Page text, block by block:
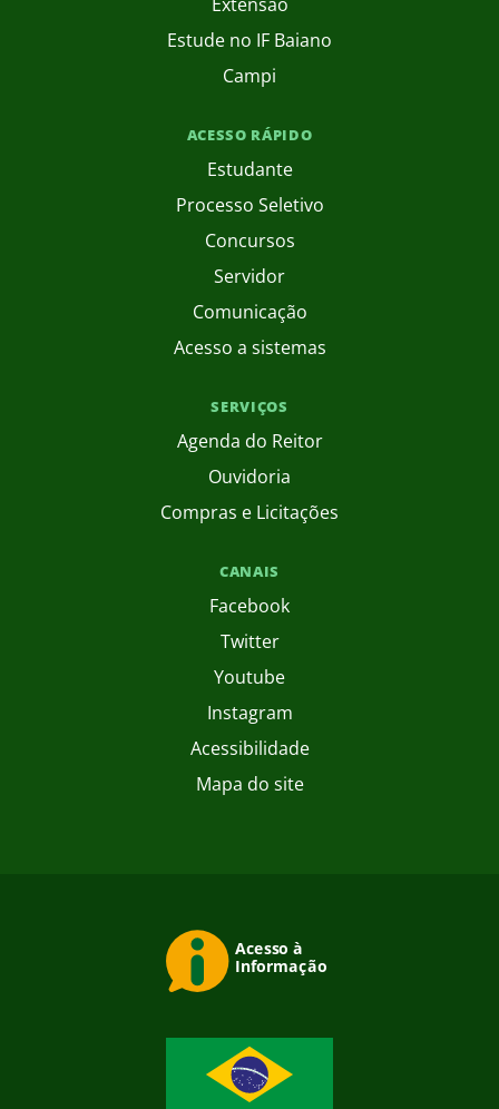
Estude no IF Baiano
Campi
ACESSO RÁPIDO
Estudante
Processo Seletivo
Concursos
Servidor
Comunicação
Acesso a sistemas
SERVIÇOS
Agenda do Reitor
Ouvidoria
Compras e Licitações
CANAIS
Facebook
Twitter
Youtube
Instagram
Acessibilidade
Mapa do site